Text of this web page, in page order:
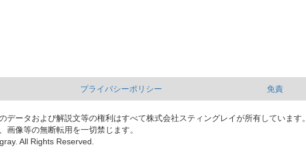
プライバシーポリシー 免責
データおよび解説文等の権利はすべて株式会社スティングレイが所有しています。
画像等の無断転用を一切禁じます。
All Rights Reserved.